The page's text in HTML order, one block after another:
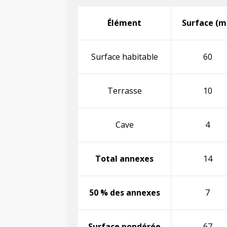
Élément Surface
Surface habitable 60
Terrasse 10
Cave 4
Total annexes 14
50 % des annexes 7